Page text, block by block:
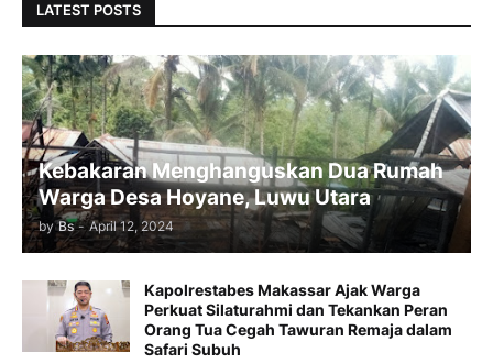
LATEST POSTS
Kebakaran Menghanguskan Dua Rumah
Warga Desa Hoyane, Luwu Utara
by Bs - April 12, 2024
Kapolrestabes Makassar Ajak Warga
Perkuat Silaturahmi dan Tekankan Peran
Orang Tua Cegah Tawuran Remaja dalam
Safari Subuh